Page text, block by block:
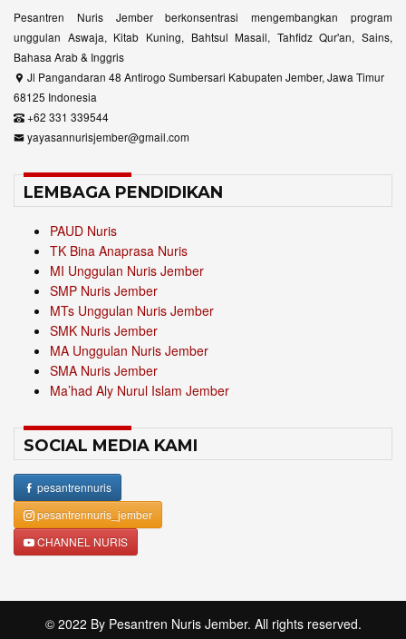
Pesantren Nuris Jember berkonsentrasi mengembangkan program
unggulan Aswaja, Kitab Kuning, Bahtsul Masail, Tahfidz Qur'an, Sains,
Bahasa Arab & Inggris
Jl Pangandaran 48 Antirogo Sumbersari Kabupaten Jember, Jawa Timur
68125 Indonesia
+62 331 339544
yayasannurisjember@gmail.com
LEMBAGA PENDIDIKAN
PAUD Nuris
TK Bina Anaprasa Nuris
MI Unggulan Nuris Jember
SMP Nuris Jember
MTs Unggulan Nuris Jember
SMK Nuris Jember
MA Unggulan Nuris Jember
SMA Nuris Jember
Ma’had Aly Nurul Islam Jember
SOCIAL MEDIA KAMI
pesantrennuris
pesantrennuris_jember
CHANNEL NURIS
© 2022 By Pesantren Nuris Jember. All rights reserved.